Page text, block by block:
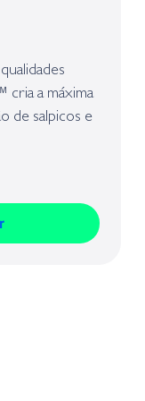
cria a máxima
de salpicos e
atrai a
brilhantes,
peixe.